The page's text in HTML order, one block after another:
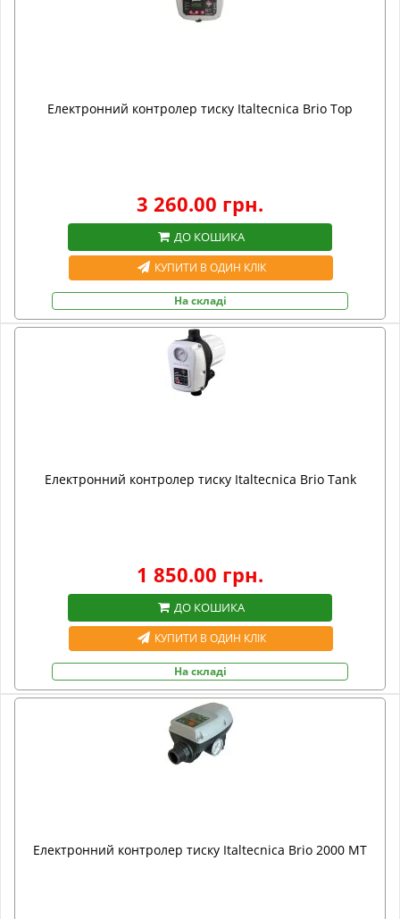
Електронний контролер тиску Italtecnica Brio Top
3 260.00 грн.
ДО КОШИКА
КУПИТИ В ОДИН КЛІК
На складі
Електронний контролер тиску Italtecnica Brio Tank
1 850.00 грн.
ДО КОШИКА
КУПИТИ В ОДИН КЛІК
На складі
Електронний контролер тиску Italtecnica Brio 2000 MT